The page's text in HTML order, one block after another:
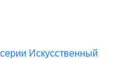
Искусственный